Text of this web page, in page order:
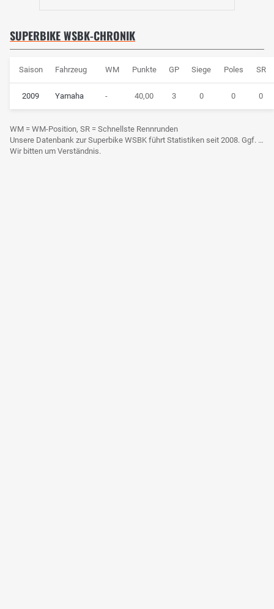
SUPERBIKE WSBK-CHRONIK
Saison Fahrzeug WM Punkte GP Siege Poles SR
2009 Yamaha - 40,00 3 0 0 0
WM = WM-Position, SR = Schnellste Rennrunden
Unsere Datenbank zur Superbike WSBK führt Statistiken seit 2008. Ggf. frühere Daten sind derzeit noch nicht berücksichtigt.
Wir bitten um Verständnis.